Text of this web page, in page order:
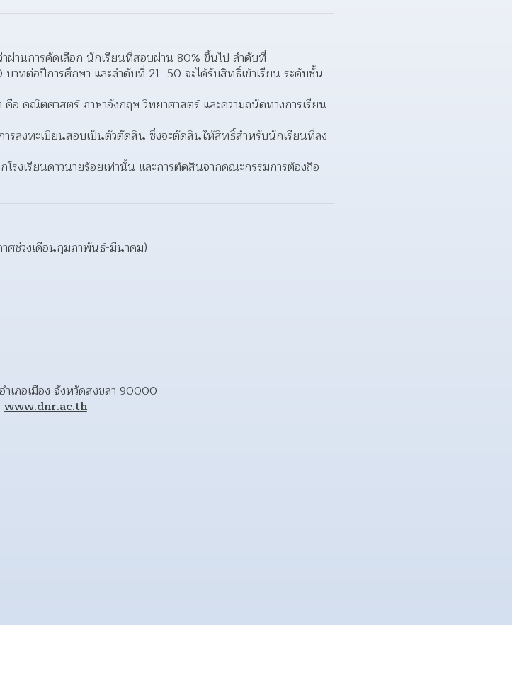
ผ่านการคัดเลือก นักเรียนที่สอบผ่าน 80% ขึ้นไป ลำดับที่
าทต่อปีการศึกษา และลำดับที่ 21–50 จะได้รับสิทธิ์เข้าเรียน ระดับชั้น
อ คณิตศาสตร์ ภาษาอังกฤษ วิทยาศาสตร์ และความถนัดทางการเรียน
ารลงทะเบียนสอบเป็นตัวตัดสิน ซึ่งจะตัดสินให้สิทธิ์สำหรับนักเรียนที่ลง
รงเรียนดาวนายร้อยเท่านั้น และการตัดสินจากคณะกรรมการต้องถือ
ศช่วงเดือนกุมภาพันธ์-มีนาคม)
เภอเมือง จังหวัดสงขลา 90000
www.dnr.ac.th